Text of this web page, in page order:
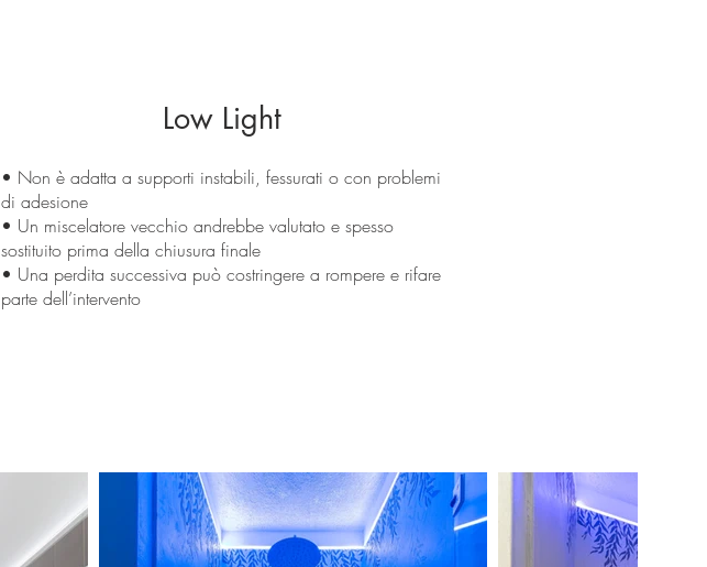
Low Light
• Non è adatta a supporti instabili, fessurati o con problemi
di adesione
• Un miscelatore vecchio andrebbe valutato e spesso
sostituito prima della chiusura finale
• Una perdita successiva può costringere a rompere e rifare
parte dell’intervento